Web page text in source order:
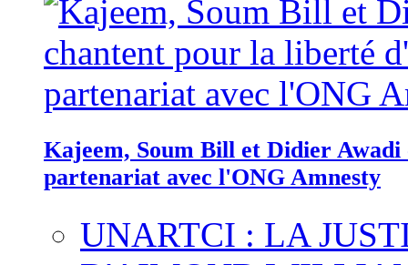
Kajeem, Soum Bill et Didier
partenariat avec l'ONG Amnesty
UNARTCI : LA